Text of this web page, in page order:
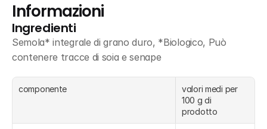
Informazioni
Ingredienti
Semola* integrale di grano duro, *Biologico, Può
contenere tracce di soia e senape
componente
valori medi per
100 g di
prodotto